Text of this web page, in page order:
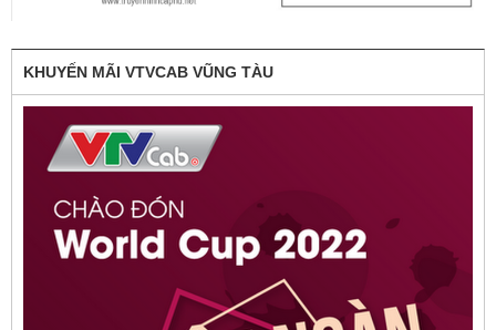
KHUYẾN MÃI VTVCAB VŨNG TÀU